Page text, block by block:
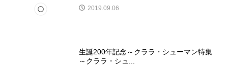
2019.09.06
生誕200年記念～クララ・シューマン特集
～クララ・シュ...